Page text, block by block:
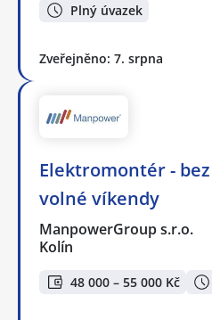
Plný úvazek
Zveřejněno: 7. srpna
Elektromontér -
volné víkendy
ManpowerGroup s.r.o.
Kolín
48 000 – 55 000 Kč